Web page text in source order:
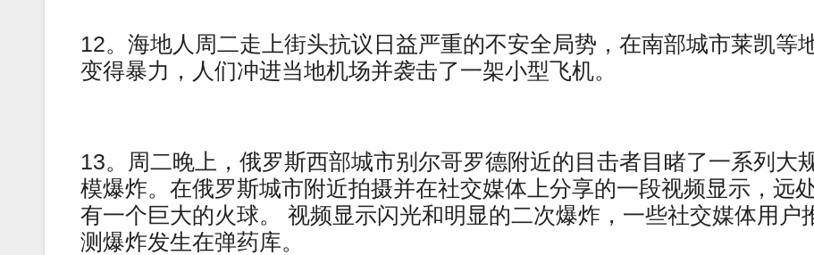
12。海地人周二走上街头抗议日益严重的不安全局势，在南部城市莱凯等
变得暴力，人们冲进当地机场并袭击了一架小型飞机。
13。周二晚上，俄罗斯西部城市别尔哥罗德附近的目击者目睹了一系列大
模爆炸。在俄罗斯城市附近拍摄并在社交媒体上分享的一段视频显示，远
有一个巨大的火球。 视频显示闪光和明显的二次爆炸，一些社交媒体用户
测爆炸发生在弹药库。